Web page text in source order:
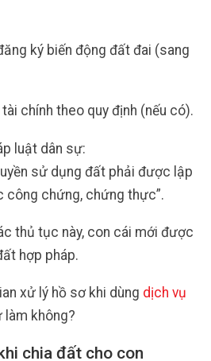
ký biến động đất đai (sang
chính theo quy định (nếu có).
luật dân sự:
sử dụng đất phải được lập
công chứng, chứng thực”.
thủ tục này, con cái mới được
hợp pháp.
xử lý hồ sơ khi dùng dịch vụ
làm không?
chia đất cho con